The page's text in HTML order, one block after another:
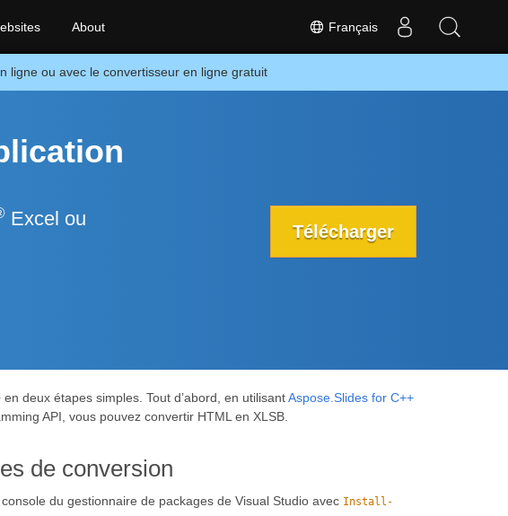
Français
About
ligne ou avec le convertisseur en ligne gratuit
Excel ou
Télécharger
deux étapes simples. Tout d’abord, en utilisantAspose.Slides for C++
API, vous pouvez convertir HTML en XLSB.
de conversion
du gestionnaire de packages de Visual Studio avec Install-